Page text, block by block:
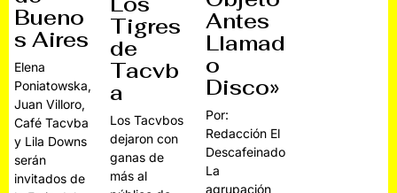
Bueno
s Aires
Elena
Poniatowska,
Juan Villoro,
Café Tacvba
y Lila Downs
serán
invitados de
Tigres
de
Tacvb
a
Los Tacvbos
dejaron con
ganas de
más al
Antes
Llamad
o
Disco»
Por:
Redacción El
Descafeinado
La
agrupación